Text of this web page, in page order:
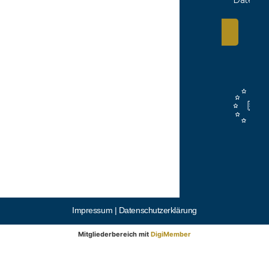
Impressum | Datenschutzerklärung
Mitgliederbereich mit DigiMember